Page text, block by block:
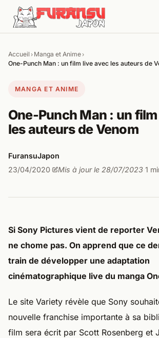
Aller au contenu
Accueil › Manga et Anime›
One-Punch Man : un film live avec les auteurs de
MANGA ET ANIME
One-Punch Man : un
les auteurs de Venom
FuransuJapon
23/04/2020· Mis à jour le 28/07/2023·1
Si Sony Pictures vient de reporter
ne chome pas. On apprend que ce
train de développer une adaptation
cinématographique live du manga
Le site Variety révèle que Sony
nouvelle franchise importante à sa
film sera écrit par Scott Rosenberg et